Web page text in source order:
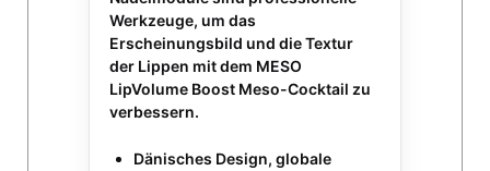
Werkzeuge, um das
Erscheinungsbild und die Textur
der Lippen mit dem MESO
LipVolume Boost Meso-Cocktail zu
verbessern.
Dänisches Design, globale